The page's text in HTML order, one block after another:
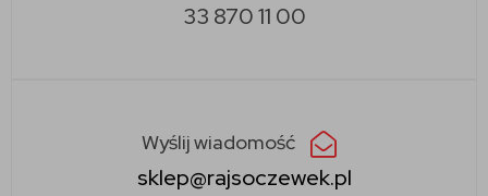
33 870 11 00
Wyślij wiadomość
sklep@rajsoczewek.pl